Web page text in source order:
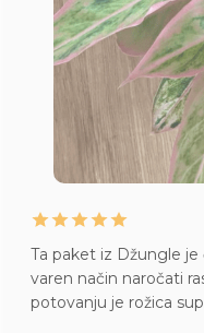
Ta paket iz Džungle
varen način naročati
potovanju je rožica